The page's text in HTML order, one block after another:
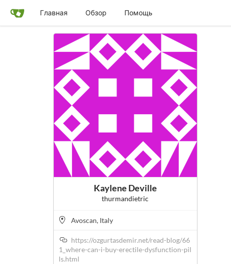
Главная Обзор Помощь
Kaylene Deville
thurmandietric
Avoscan, Italy
https://ozgurtasdemir.net/read-blog/66
1_where-can-i-buy-erectile-dysfunction-pil
ls.html